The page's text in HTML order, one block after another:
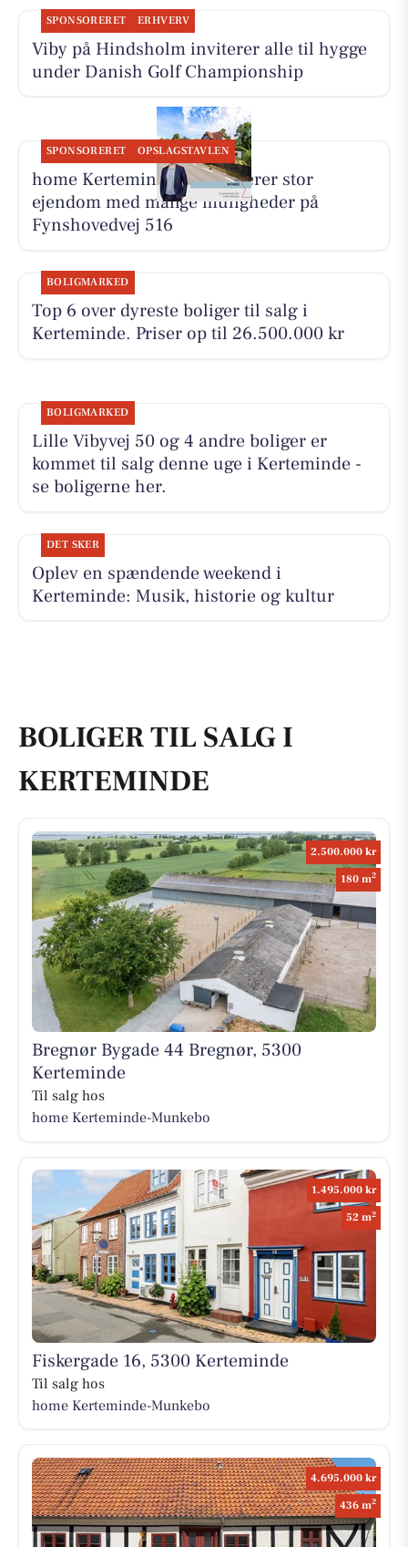
SPONSORERET ERHVERV
Viby på Hindsholm inviterer alle til hygge
under Danish Golf Championship
SPONSORERET OPSLAGSTAVLEN
home Kerteminde præsenterer stor
ejendom med mange muligheder på
Fynshovedvej 516
BOLIGMARKED
Top 6 over dyreste boliger til salg i
Kerteminde. Priser op til 26.500.000 kr
BOLIGMARKED
Lille Vibyvej 50 og 4 andre boliger er
kommet til salg denne uge i Kerteminde -
se boligerne her.
DET SKER
Oplev en spændende weekend i
Kerteminde: Musik, historie og kultur
BOLIGER TIL SALG I
KERTEMINDE
2.500.000 kr
180 m2
Bregnør Bygade 44 Bregnør, 5300
Kerteminde
Til salg hos
home Kerteminde-Munkebo
1.495.000 kr
52 m2
Fiskergade 16, 5300 Kerteminde
Til salg hos
home Kerteminde-Munkebo
4.695.000 kr
436 m2